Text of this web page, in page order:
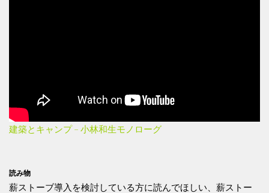
建築とキャンプ – 小林和生モノローグ
読み物
薪ストーブ導入を検討している方に読んでほしい、薪ストー